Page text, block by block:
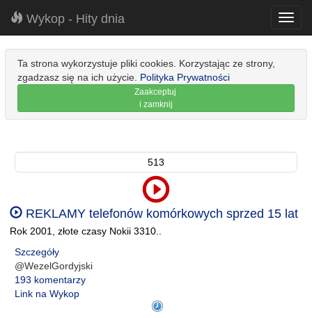
Wykop - Hity dnia
Ta strona wykorzystuje pliki cookies. Korzystając ze strony,
zgadzasz się na ich użycie. Polityka Prywatności
Zaakceptuj
i zamknij
513
REKLAMY telefonów komórkowych sprzed 15 lat
Rok 2001, złote czasy Nokii 3310..
Szczegóły
@WezelGordyjski
193 komentarzy
Link na Wykop